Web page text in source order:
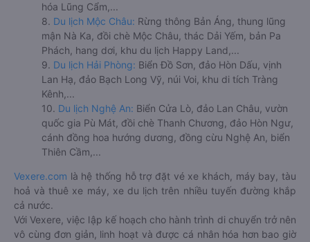
hóa Lũng Cẩm,...
8. Du lịch Mộc Châu: Rừng thông Bản Áng, thung lũng
mận Nà Ka, đồi chè Mộc Châu, thác Dải Yếm, bản Pa
Phách, hang dơi, khu du lịch Happy Land,...
9. Du lịch Hải Phòng: Biển Đồ Sơn, đảo Hòn Dấu, vịnh
Lan Hạ, đảo Bạch Long Vỹ, núi Voi, khu di tích Tràng
Kênh,...
10. Du lịch Nghệ An: Biển Cửa Lò, đảo Lan Châu, vườn
quốc gia Pù Mát, đồi chè Thanh Chương, đảo Hòn Ngư,
cánh đồng hoa hướng dương, đồng cừu Nghệ An, biển
Thiên Cầm,...
Vexere.com là hệ thống hỗ trợ đặt vé xe khách, máy bay, tàu
hoả và thuê xe máy, xe du lịch trên nhiều tuyến đường khắp
cả nước.
Với Vexere, việc lập kế hoạch cho hành trình di chuyển trở nên
vô cùng đơn giản, linh hoạt và được cá nhân hóa hơn bao giờ